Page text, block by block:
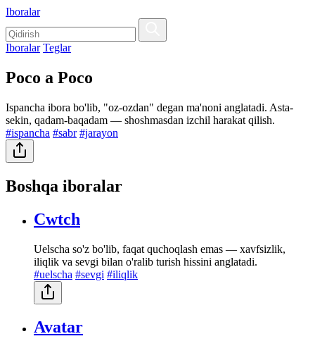
Iboralar
Iboralar Teglar
Poco a Poco
Ispancha ibora bo'lib, "oz-ozdan" degan ma'noni anglatadi. Asta-
sekin, qadam-baqadam — shoshmasdan izchil harakat qilish.
#ispancha #sabr #jarayon
Boshqa iboralar
Cwtch
Uelscha so'z bo'lib, faqat quchoqlash emas — xavfsizlik,
iliqlik va sevgi bilan o'ralib turish hissini anglatadi.
#uelscha #sevgi #iliqlik
Avatar